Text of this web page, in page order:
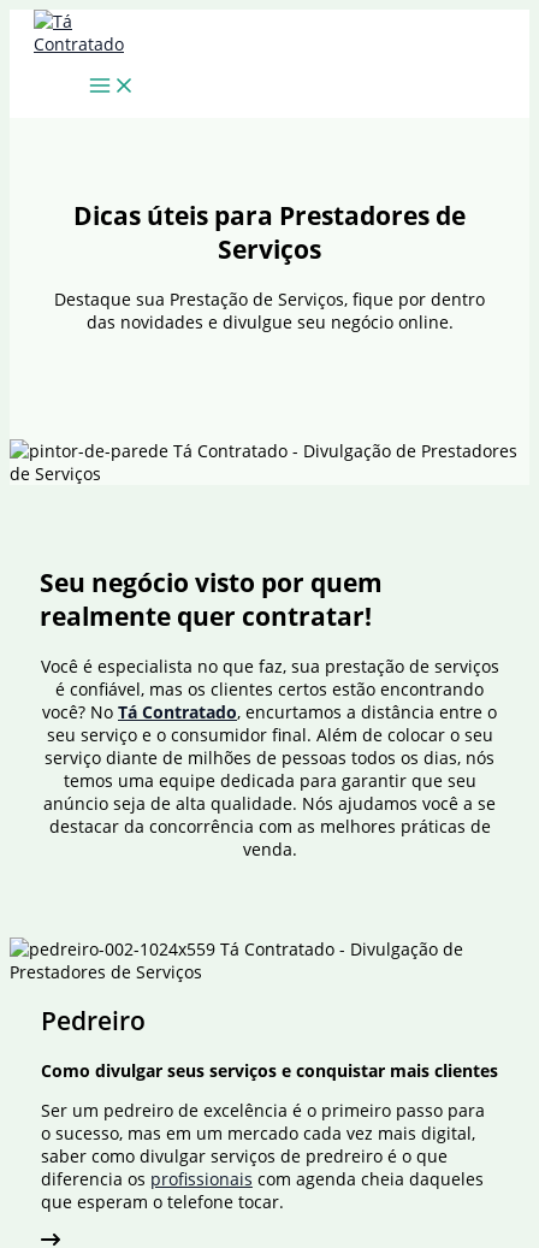
para
Dicas úteis para Prestadores de
Serviços
Destaque sua Prestação de Serviços, fique por dentro
das novidades e divulgue seu negócio online.
Seu negócio visto por quem
realmente quer contratar!
Você é especialista no que faz, sua prestação de serviços
é confiável, mas os clientes certos estão encontrando
você? No Tá Contratado, encurtamos a distância entre o
seu serviço e o consumidor final. Além de colocar o seu
serviço diante de milhões de pessoas todos os dias, nós
temos uma equipe dedicada para garantir que seu
anúncio seja de alta qualidade. Nós ajudamos você a se
destacar da concorrência com as melhores práticas de
venda.
Pedreiro
Como divulgar seus serviços e conquistar mais clientes
Ser um pedreiro de excelência é o primeiro passo para
o sucesso, mas em um mercado cada vez mais digital,
saber como divulgar serviços de predreiro é o que
diferencia os profissionais com agenda cheia daqueles
que esperam o telefone tocar.